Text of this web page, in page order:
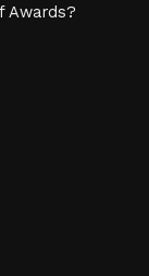
Awards?